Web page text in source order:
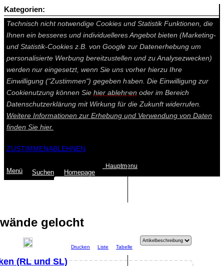
Auf dieser Seite werden technisch notwendige Cookies gesetzt.
Technisch nicht notwendige Cookies und Statistik Funktionen, die
Ihnen ein besseres und individuelleres Angebot bieten (Marketing-
und Statistik-Cookies z.B. von Google zur Datenerhebung um
personalisierte Werbung bereitzustellen und zu Analysezwecken)
werden nur eingesetzt, wenn Sie uns vorher hierzu Ihre
Einwilligung ("Zustimmen") gegeben haben. Die Einwilligung zur
Cookienutzung können Sie hier ablehnen oder im Bereich
Datenschutzerklärung mit Wirkung für die Zukunft widerrufen.
Weitere Informationen zur Erhebung und Verwendung von Daten
finden Sie hier.
ZUSTIMMENABLEHNEN
Menü Suchen Homepage
Hauptmenu
gelocht
(RL und SL)
Drucken Liste Tabelle
Kategorien: